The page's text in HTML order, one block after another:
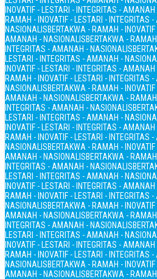
INOVATIF - LESTARI - INTEGRITAS -
RAMAH - INOVATIF - LESTARI - INTEGRITAS
NASIONALISBERTAKWA - RAMAH -
AMANAH - NASIONALISBERTAKWA -
INTEGRITAS - AMANAH - NASIONALIS
LESTARI - INTEGRITAS - AMANAH -
INOVATIF - LESTARI - INTEGRITAS -
RAMAH - INOVATIF - LESTARI - INTEGRITAS
NASIONALISBERTAKWA - RAMAH -
AMANAH - NASIONALISBERTAKWA -
INTEGRITAS - AMANAH - NASIONALIS
LESTARI - INTEGRITAS - AMANAH -
INOVATIF - LESTARI - INTEGRITAS -
RAMAH - INOVATIF - LESTARI - INTEGRITAS
NASIONALISBERTAKWA - RAMAH -
AMANAH - NASIONALISBERTAKWA -
INTEGRITAS - AMANAH - NASIONALIS
LESTARI - INTEGRITAS - AMANAH -
INOVATIF - LESTARI - INTEGRITAS -
RAMAH - INOVATIF - LESTARI - INTEGRITAS
NASIONALISBERTAKWA - RAMAH -
AMANAH - NASIONALISBERTAKWA -
INTEGRITAS - AMANAH - NASIONALIS
LESTARI - INTEGRITAS - AMANAH -
INOVATIF - LESTARI - INTEGRITAS -
RAMAH - INOVATIF - LESTARI - INTEGRITAS
NASIONALISBERTAKWA - RAMAH -
AMANAH - NASIONALISBERTAKWA -